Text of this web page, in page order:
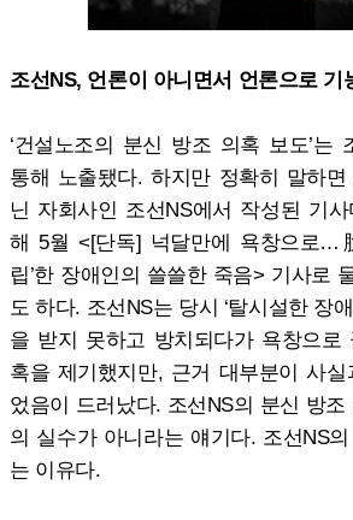
조선NS, 언론이 아니면서 언론으로 기
‘건설노조의 분신 방조 의혹 보도’는
통해 노출됐다. 하지만 정확히 말하
닌 자회사인 조선NS에서 작성된 기
해 5월 <[단독] 넉달만에 욕창으로…
립’한 장애인의 쓸쓸한 죽음> 기사로
도 하다. 조선NS는 당시 ‘탈시설한 장
을 받지 못하고 방치되다가 욕창으로
혹을 제기했지만, 근거 대부분이 사
었음이 드러났다. 조선NS의 분신 방
의 실수가 아니라는 얘기다. 조선NS
는 이유다.